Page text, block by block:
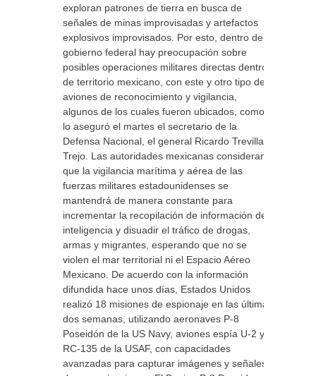
exploran patrones de tierra en busca de
señales de minas improvisadas y artefactos
explosivos improvisados. Por esto, dentro del
gobierno federal hay preocupación sobre
posibles operaciones militares directas dentro
de territorio mexicano, con este y otro tipo de
aviones de reconocimiento y vigilancia,
algunos de los cuales fueron ubicados, como
lo aseguró el martes el secretario de la
Defensa Nacional, el general Ricardo Trevilla
Trejo. Las autoridades mexicanas consideran
que la vigilancia marítima y aérea de las
fuerzas militares estadounidenses se
mantendrá de manera constante para
incrementar la recopilación de información de
inteligencia y disuadir el tráfico de drogas,
armas y migrantes, esperando que no se
violen el mar territorial ni el Espacio Aéreo
Mexicano. De acuerdo con la información
difundida hace unos días, Estados Unidos
realizó 18 misiones de espionaje en las últimas
dos semanas, utilizando aeronaves P-8
Poseidón de la US Navy, aviones espía U-2 y
RC-135 de la USAF, con capacidades
avanzadas para capturar imágenes y señales